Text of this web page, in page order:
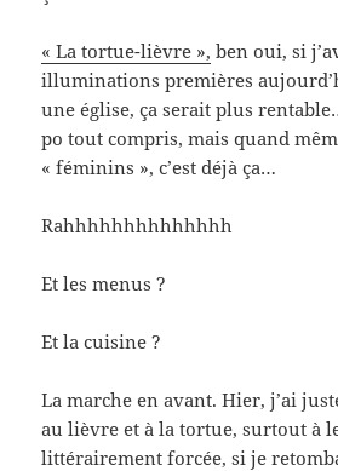
« La tortue-lièvre », ben oui, si
illuminations premières
une église, ça serait plus
po tout compris, mais quand
« féminins », c’est déjà ça…
Rahhhhhhhhhhhhhh
Et les menus ?
Et la cuisine ?
La marche en avant. Hier, j’ai
au lièvre et à la tortue, surtout à
littérairement forcée, si je